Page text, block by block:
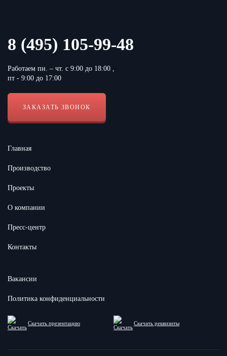
8 (495) 105-99-48
Работаем пн. – чт. с 9:00 до 18:00 ,
пт - 9:00 до 17:00
ЗАКАЗАТЬ ЗВОНОК
Главная
Производство
Проекты
О компании
Пресс-центр
Контакты
Вакансии
Политика конфиденциальности
Скачать презентацию Скачать реквизиты